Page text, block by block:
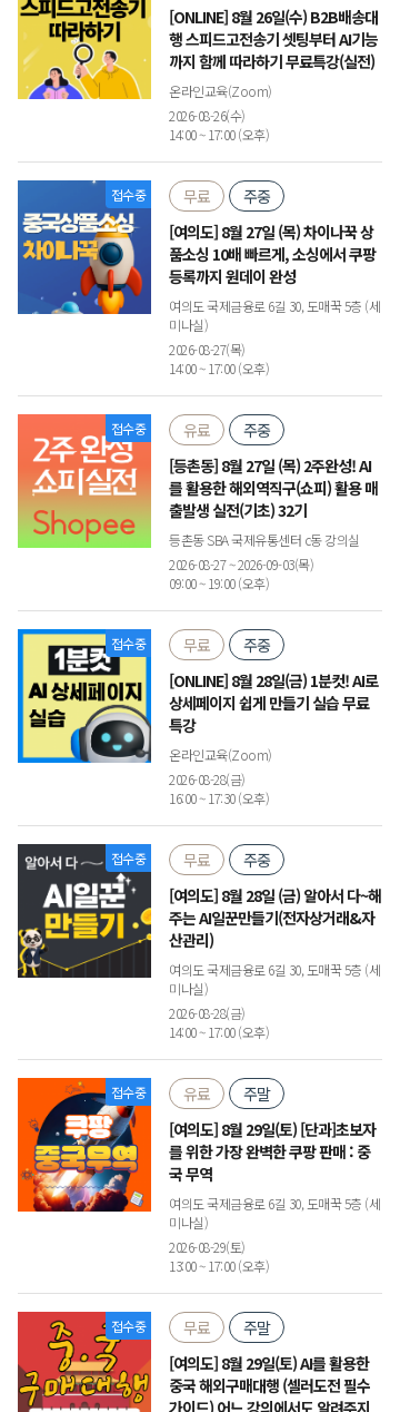
[ONLINE] 8월 26일(수) B2B배송대
행 스피드고전송기 셋팅부터 AI기능
까지 함께 따라하기 무료특강(실전)
온라인교육(Zoom)
2026-08-26(수)
14:00 ~ 17:00 (오후)
접수중 무료
주중
[여의도] 8월 27일 (목) 차이나꾹 상
품소싱 10배 빠르게, 소싱에서 쿠팡
등록까지 원데이 완성
여의도 국제금융로 6길 30, 도매꾹 5층 (세
미나실)
2026-08-27(목)
14:00 ~ 17:00 (오후)
접수중 유료
주중
[등촌동] 8월 27일 (목) 2주완성! AI
를 활용한 해외역직구(쇼피) 활용 매
출발생 실전(기초) 32기
등촌동 SBA 국제유통센터 c동 강의실
2026-08-27 ~ 2026-09-03(목)
09:00 ~ 19:00 (오후)
접수중 무료
주중
[ONLINE] 8월 28일(금) 1분컷! AI로
상세페이지 쉽게 만들기 실습 무료
특강
온라인교육(Zoom)
2026-08-28(금)
16:00 ~ 17:30 (오후)
접수중 무료
주중
[여의도] 8월 28일 (금) 알아서 다~해
주는 AI일꾼만들기(전자상거래&자
산관리)
여의도 국제금융로 6길 30, 도매꾹 5층 (세
미나실)
2026-08-28(금)
14:00 ~ 17:00 (오후)
접수중 유료
주말
[여의도] 8월 29일(토) [단과]초보자
를 위한 가장 완벽한 쿠팡 판매 : 중
국 무역
여의도 국제금융로 6길 30, 도매꾹 5층 (세
미나실)
2026-08-29(토)
13:00 ~ 17:00 (오후)
접수중 무료
주말
[여의도] 8월 29일(토) AI를 활용한
중국 해외구매대행 (셀러도전 필수